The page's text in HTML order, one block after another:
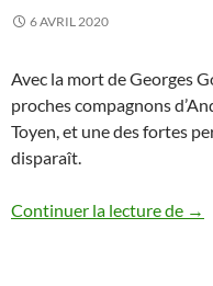
6 AVRIL 2020
Avec la mort de Georges
proches compagnons
Toyen, et une des fortes
disparaît.
Continuer la lecture de →